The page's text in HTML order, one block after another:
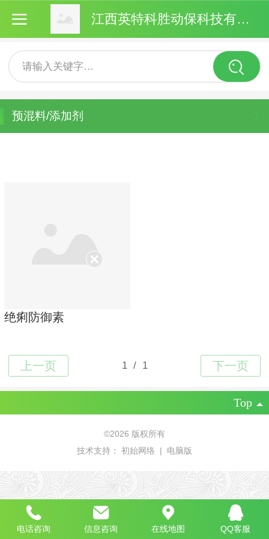
江西英特科胜动保科技有限公司
请输入关键字…
预混料/添加剂
绝痢防御素
Top
©2026 版权所有
技术支持： 初始网络 | 电脑版
电话咨询 信息咨询 在线地图 QQ客服